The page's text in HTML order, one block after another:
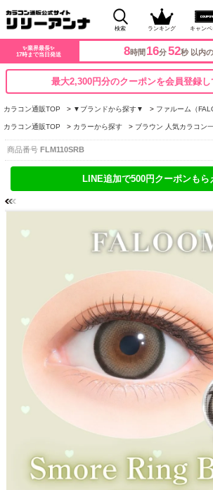
検索 ランキング キャン
✨業界最長✨
17時まで当日発送
8時間 16分51秒 以内
最大2,300円分のクーポンを会員登録
カラコン通販TOP ▼ブランドから探す▼ ファルーム（
カラコン通販TOP カラーから探す ブラウン 人気カラコン
商品番号 FLM110SRB
LINE追加で500円クーポンもら